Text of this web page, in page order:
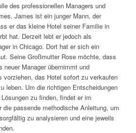
des professionellen Managers und
James ist ein junger Mann, der
er das kleine Hotel seiner Familie in
hat. Derzeit lebt er jedoch als
in Chicago. Dort hat er sich ein
Seine Großmutter Rose möchte, dass
neuer Manager übernimmt und
vorziehen, das Hotel sofort zu verkaufen
leben. Um die richtigen Entscheidungen
zu finden, findet er im
die passende methodische Anleitung, um
zu analysieren und eine jeweils